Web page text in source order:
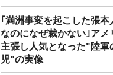
｢満洲事変を起こした張本
なのになぜ裁かない｣アメ
主張し人気となった"陸軍
児"の実像